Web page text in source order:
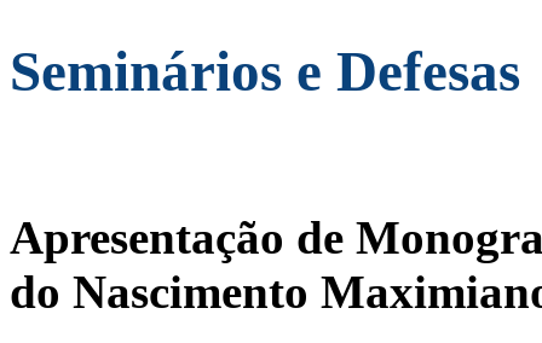
Seminários e Defesas
Apresentação de
do Nascimento